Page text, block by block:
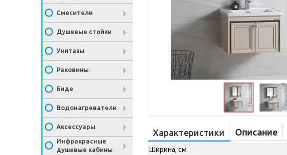
Смесители
Душевые стойки
Унитазы
Раковины
Биде
Водонагреватели
Аксессуары
Инфракрасные
душевые кабины
Характеристики Описание
Ширина, см